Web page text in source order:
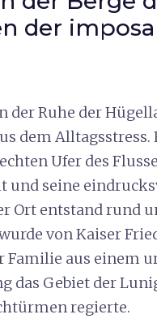
der
der Ruhe der
dem
Ufer des
und seine
Ort entstand rund
von Kaiser
Familie aus einem
das Gebiet der
regierte.